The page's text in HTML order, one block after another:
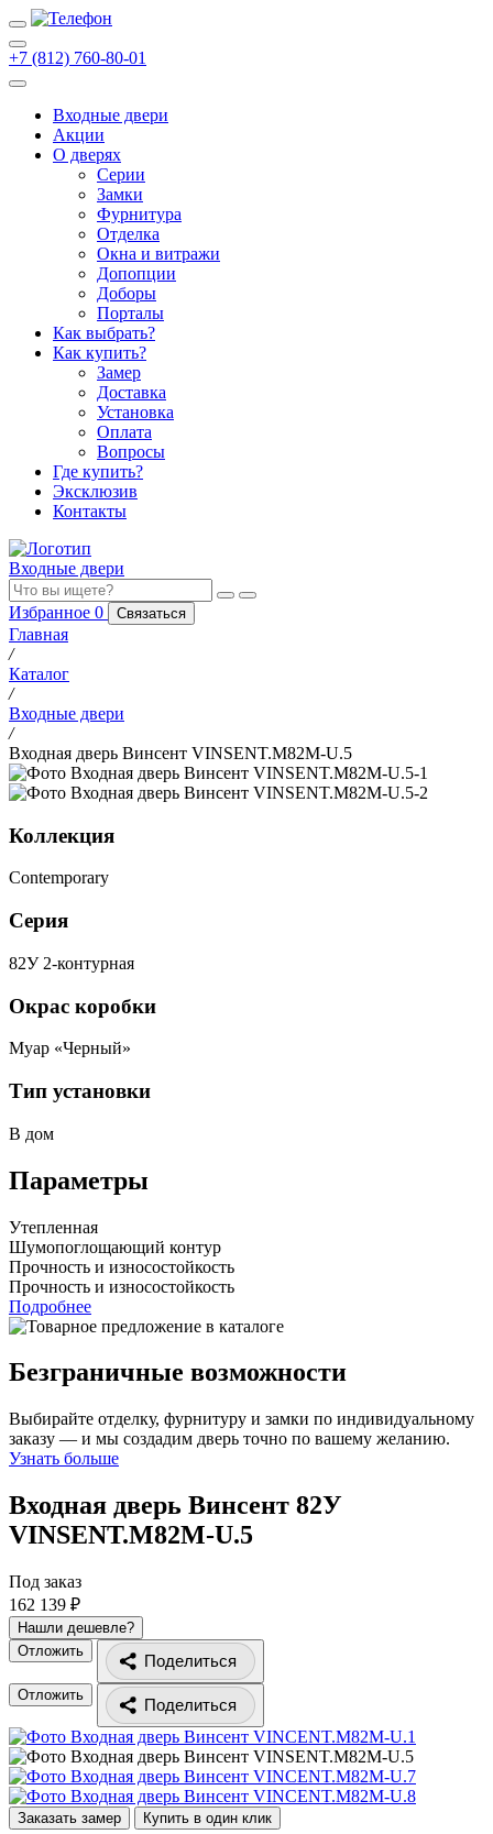
+7 (812) 760-80-01
Входные двери
Акции
О дверях
Cерии
Замки
Фурнитура
Отделка
Окна и витражи
Допопции
Доборы
Порталы
Как выбрать?
Как купить?
Замер
Доставка
Установка
Оплата
Вопросы
Где купить?
Эксклюзив
Контакты
Входные двери
Избранное 0 Связаться
Главная
/
Каталог
/
Входные двери
/
Входная дверь Винсент VINSENT.M82M-U.5
Коллекция
Contemporary
Серия
82У 2-контурная
Окрас коробки
Муар «Черный»
Тип установки
В дом
Параметры
Утепленная
Шумопоглощающий контур
Прочность и износостойкость
Прочность и износостойкость
Подробнее
Безграничные возможности
Выбирайте отделку, фурнитуру и замки по индивидуальному
заказу — и мы создадим дверь точно по вашему желанию.
Узнать больше
Входная дверь Винсент 82У
VINSENT.M82M-U.5
Под заказ
162 139 ₽
Нашли дешевле?
Отложить
Поделиться
Отложить
Поделиться
Заказать замер Купить в один клик